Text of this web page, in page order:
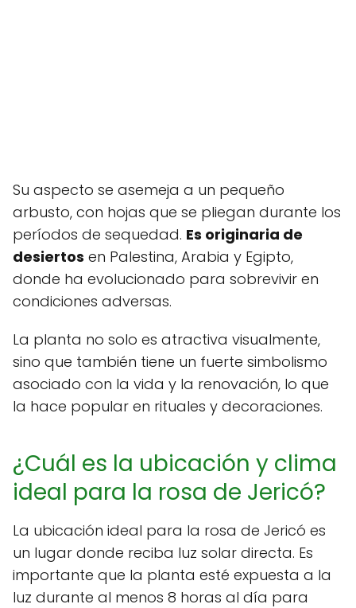
Su aspecto se asemeja a un pequeño
arbusto, con hojas que se pliegan durante los
períodos de sequedad. Es originaria de
desiertos en Palestina, Arabia y Egipto,
donde ha evolucionado para sobrevivir en
condiciones adversas.
La planta no solo es atractiva visualmente,
sino que también tiene un fuerte simbolismo
asociado con la vida y la renovación, lo que
la hace popular en rituales y decoraciones.
¿Cuál es la ubicación y clima
ideal para la rosa de Jericó?
La ubicación ideal para la rosa de Jericó es
un lugar donde reciba luz solar directa. Es
importante que la planta esté expuesta a la
luz durante al menos 8 horas al día para